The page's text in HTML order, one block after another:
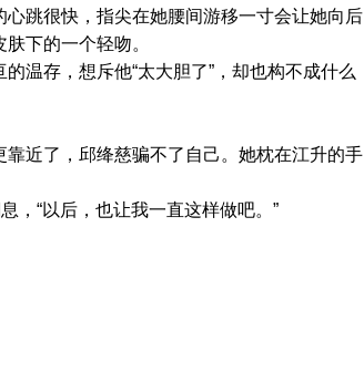
跳很快，指尖在她腰间游移一寸会让她向后
下的一个轻吻。
存，想斥他“太大胆了”，却也构不成什么
近了，邱绛慈骗不了自己。她枕在江升的手
“以后，也让我一直这样做吧。”